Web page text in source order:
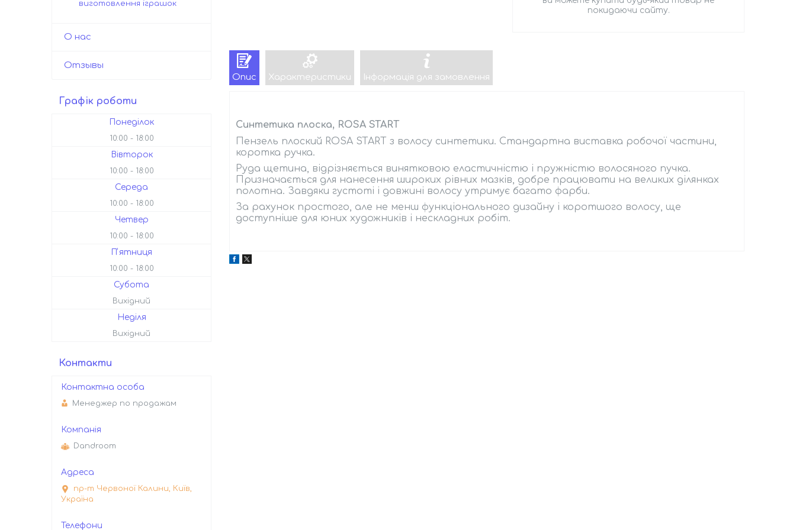
покидаючи сайту.
Опис Характеристики Інформація для замовлення
Синтетика плоска, ROSA START
Пензель плоский ROSA START з волосу синтетики. Стандартна виставка робочої частини,
коротка ручка.
Руда щетина, відрізняється винятковою еластичністю і пружністю волосяного пучка.
Призначається для нанесення широких рівних мазків, добре працювати на великих ділянках
полотна. Завдяки густоті і довжині волосу утримує багато фарби.
За рахунок простого, але не менш функціонального дизайну і коротшого волосу, ще
доступніше для юних художників і нескладних робіт.
виготовлення іграшок
О нас
Отзывы
Графік роботи
Понеділок
10:00 18:00
Вівторок
10:00 18:00
Середа
10:00 18:00
Четвер
10:00 18:00
Пʼятниця
10:00 18:00
Субота
Вихідний
Неділя
Вихідний
Контакти
Менеджер по продажам
Dandroom
пр-т Червоної Калини, Київ,
Україна